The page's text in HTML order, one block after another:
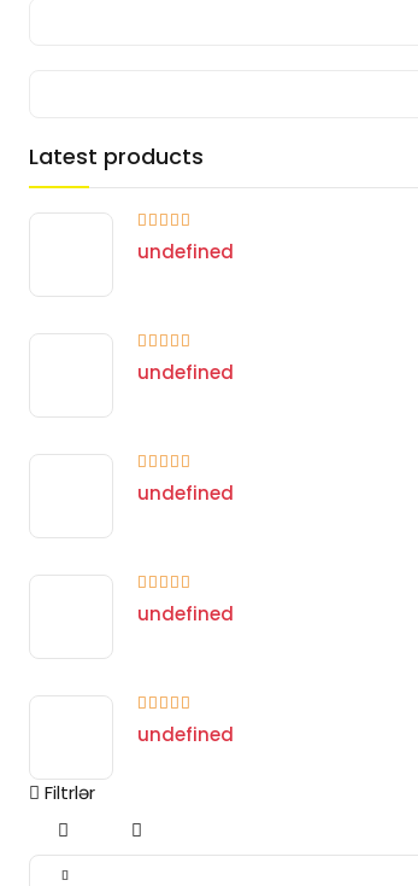
Latest products
undefined
undefined
undefined
undefined
undefined
Filtrlər